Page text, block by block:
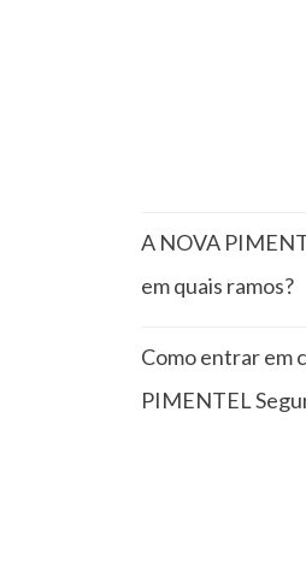
A NOVA
em quais ramos?
Como entrar em
PIMENTEL